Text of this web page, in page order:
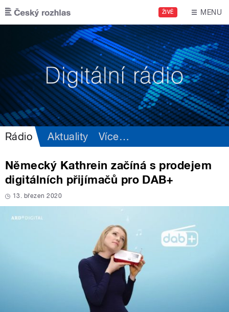
Přejít k hlavnímu obsahu
ŽIVĚ MENU
Rádio Aktuality Více…
Německý Kathrein začíná s prodejem
digitálních přijímačů pro DAB+
13. březen 2020